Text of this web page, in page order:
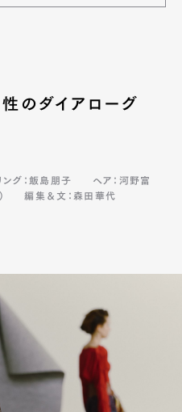
のダイアローグ
ング：飯島朋子
ヘア：河野富
編集＆文：森田華代